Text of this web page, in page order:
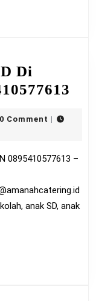
Di
Di
0 Comment
anak SD, anak